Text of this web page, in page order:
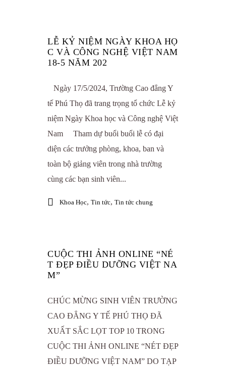
LỄ KỶ NIỆM NGÀY KHOA HỌ
C VÀ CÔNG NGHỆ VIỆT NAM
18-5 NĂM 202
Ngày 17/5/2024, Trường Cao đẳng Y
tế Phú Thọ đã trang trọng tổ chức Lễ kỷ
niệm Ngày Khoa học và Công nghệ Việt
Nam Tham dự buổi buổi lễ có đại
diện các trưởng phòng, khoa, ban và
toàn bộ giảng viên trong nhà trường
cùng các bạn sinh viên...
Khoa Học, Tin tức, Tin tức chung
CUỘC THI ẢNH ONLINE “NÉ
T ĐẸP ĐIỀU DƯỠNG VIỆT NA
M”
CHÚC MỪNG SINH VIÊN TRƯỜNG
CAO ĐẲNG Y TẾ PHÚ THỌ ĐÃ
XUẤT SẮC LỌT TOP 10 TRONG
CUỘC THI ẢNH ONLINE “NÉT ĐẸP
ĐIỀU DƯỠNG VIỆT NAM” DO TẠP